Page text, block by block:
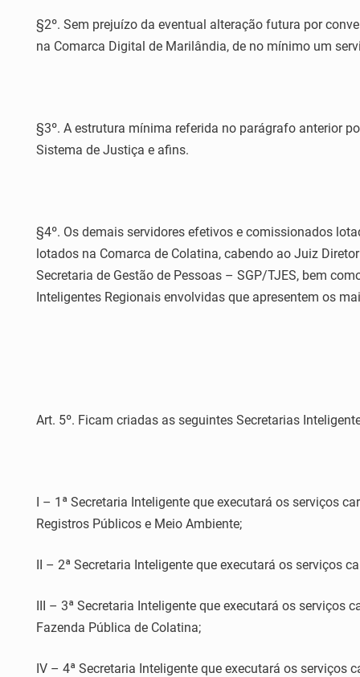
§2º. Sem prejuízo da eventual alteração futura por
na Comarca Digital de Marilândia, de no mínimo um
§3º. A estrutura mínima referida no parágrafo anterior
Sistema de Justiça e afins.
§4º. Os demais servidores efetivos e comissionados
lotados na Comarca de Colatina, cabendo ao Juiz
Secretaria de Gestão de Pessoas – SGP/TJES, bem
Inteligentes Regionais envolvidas que apresentem os
Art. 5º. Ficam criadas as seguintes Secretarias
I – 1ª Secretaria Inteligente que executará os serviços
Registros Públicos e Meio Ambiente;
II – 2ª Secretaria Inteligente que executará os serviços
III – 3ª Secretaria Inteligente que executará os serviços
Fazenda Pública de Colatina;
IV – 4ª Secretaria Inteligente que executará os serviços